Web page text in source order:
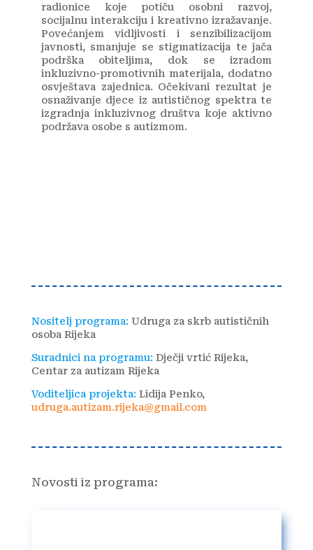
radionice koje potiču osobni razvoj,
socijalnu interakciju i kreativno izražavanje.
Povećanjem vidljivosti i senzibilizacijom
javnosti, smanjuje se stigmatizacija te jača
podrška obiteljima, dok se izradom
inkluzivno-promotivnih materijala, dodatno
osvještava zajednica. Očekivani rezultat je
osnaživanje djece iz autističnog spektra te
izgradnja inkluzivnog društva koje aktivno
podržava osobe s autizmom.
Nositelj programa: Udruga za skrb autističnih
osoba Rijeka
Suradnici na programu: Dječji vrtić Rijeka,
Centar za autizam Rijeka
Voditeljica projekta: Lidija Penko,
udruga.autizam.rijeka@gmail.com
Novosti iz programa: